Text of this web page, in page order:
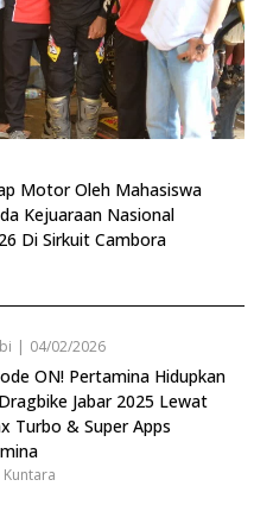
Motor Oleh Mahasiswa
Kejuaraan Nasional
Di Sirkuit Cambora
| 04/02/2026
ON! Pertamina Hidupkan
Jabar 2025 Lewat
Turbo & Super Apps
Kuntara